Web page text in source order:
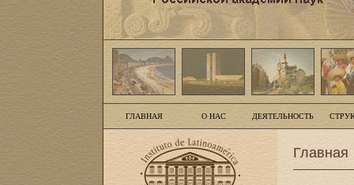
ГЛАВНАЯ О НАС ДЕЯТЕЛЬНОСТЬ
Главная